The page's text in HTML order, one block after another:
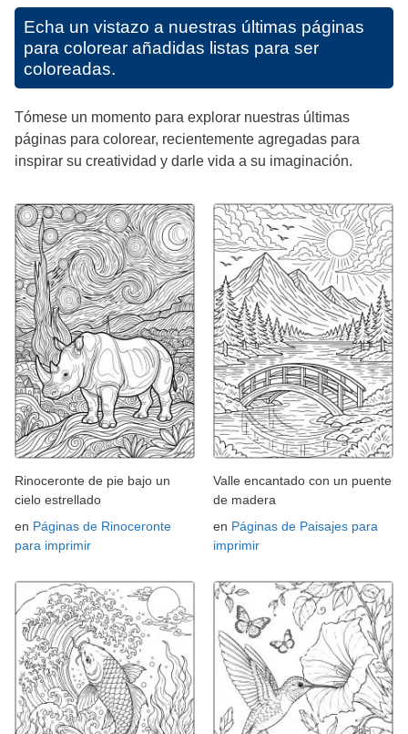
Echa un vistazo a nuestras últimas páginas
para colorear añadidas listas para ser
coloreadas.
Tómese un momento para explorar nuestras últimas
páginas para colorear, recientemente agregadas para
inspirar su creatividad y darle vida a su imaginación.
Rinoceronte de pie bajo un
cielo estrellado
en Páginas de Rinoceronte
para imprimir
Valle encantado con un puente
de madera
en Páginas de Paisajes para
imprimir